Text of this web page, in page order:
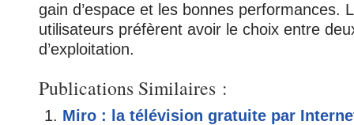
gain d’espace et les bonnes performances.
utilisateurs préfèrent avoir le choix entre
d’exploitation.
Publications Similaires :
Miro : la télévision gratuite par